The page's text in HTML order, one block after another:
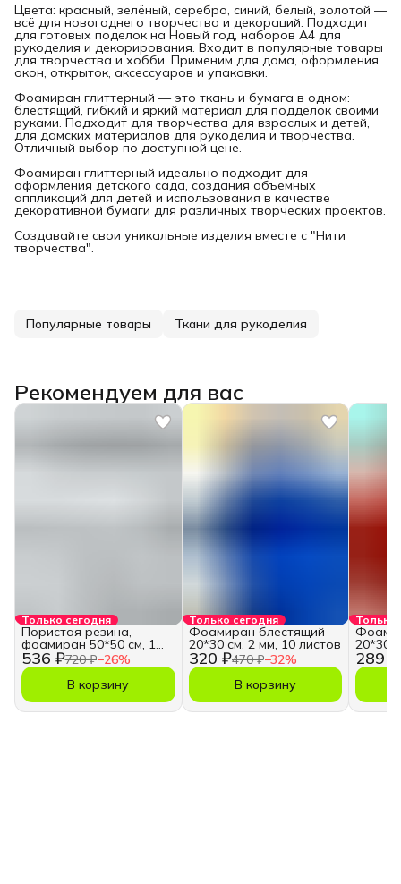
Цвета: красный, зелёный, серебро, синий, белый, золотой —
всё для новогоднего творчества и декораций. Подходит
для готовых поделок на Новый год, наборов А4 для
рукоделия и декорирования. Входит в популярные товары
для творчества и хобби. Применим для дома, оформления
окон, открыток, аксессуаров и упаковки.
Фоамиран глиттерный — это ткань и бумага в одном:
блестящий, гибкий и яркий материал для подделок своими
руками. Подходит для творчества для взрослых и детей,
для дамских материалов для рукоделия и творчества.
Отличный выбор по доступной цене.
Фоамиран глиттерный идеально подходит для
оформления детского сада, создания объемных
аппликаций для детей и использования в качестве
декоративной бумаги для различных творческих проектов.
Создавайте свои уникальные изделия вместе с "Нити
творчества".
Популярные товары Ткани для рукоделия
Рекомендуем для вас
Только сегодня
536 ₽720 ₽−26%
Пористая резина,
фоамиран 50*50 см, 1
мм, 10 листов
В корзину
Только сегодня
320 ₽470 ₽−32%
Фоамиран блестящий
20*30 см, 2 мм, 10 листов
В корзину
Только
289 ₽
20*30